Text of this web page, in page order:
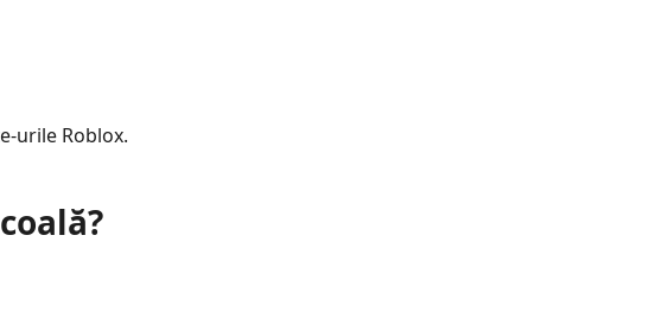
urile Roblox.